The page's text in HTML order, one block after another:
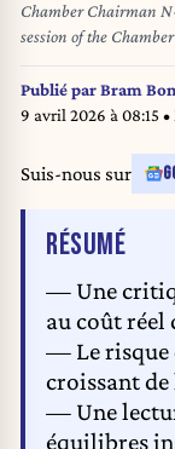
Chamber Chairman
session of the
March 2025. BELGA
Publié parBram
9 avril 2026 à 08:15 •
Suis-nous sur
RÉSUMÉDE
— Une
au coût réel
— Le risque
croissant de
— Une
équilibres